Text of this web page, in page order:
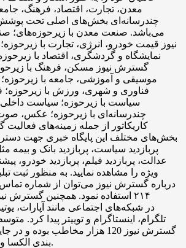
معدن، تجارت، اقتصاد، فرهنگ،
چندرسانه‌ای بخش‌های اصلی تحت
می‌باشد. صنعت معدن با زیرحوزه‌های؛
نیوز قیمت خودرو، انرژی، تجارت با
نمایشگاه و گردشگری، اقتصاد با
گسترش نیوز مسکن، فرهنگ با
موسیقی و آموزشی، جامعه با
فناوری و شهری، ورزش با زیرحوزه؛
سیاست با زیرحوزه؛ سیاست
چندرسانه‌ای با زیرحوزه؛ عکس،
کاریکاتور از جمله زمینه‌های
بخش‌های مختلف این پایگاه خبری جهت
پربازدید سیاست، پربازدید بانک و
عدالت، پربازدید فیلم، پربازدید خودرو،
ویژه را مشاهده نمایید. به منظور ثبت
۲۱۴ استفاده نمود. همچنین گسترش
تلگرام، اینستاگرام و توییتر پیدا کرد.
بندی الکسا و 7908 جهان قرار دارد.